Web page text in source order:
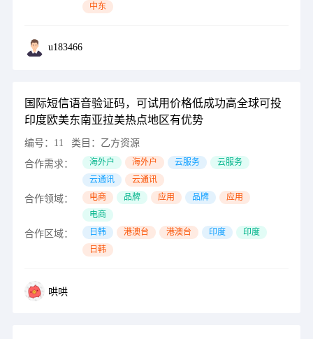
中东
u183466
国际短信语音验证码，可试用价格低成功高全球可投
印度欧美东南亚拉美热点地区有优势
编号： 11 类目： 乙方资源
合作需求：
海外户 海外户 云服务
云服务
云通讯
云通讯
合作领域： 电商 品牌 应用 品牌
应用
电商
合作区域： 日韩 港澳台 港澳台 印度
印度
日韩
哄哄